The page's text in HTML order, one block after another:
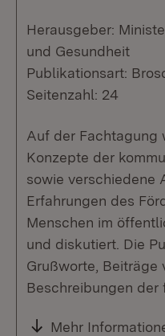
Herausgeber:
und Gesundheit
Publikationsart:
Seitenzahl: 24
Auf der Fachtagung
Konzepte der
sowie verschiedene
Erfahrungen des
Menschen im
und diskutiert. Die
Grußworte, Beiträge
Beschreibungen der
Mehr